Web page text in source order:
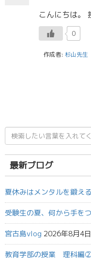
0
作成者: 杉山先生
検
索
結
果:
最新ブログ
夏休みはメンタルを鍛える
受験生の夏、何から手を
宮古島vlog 2026年8月4日
教育学部の授業 理科編